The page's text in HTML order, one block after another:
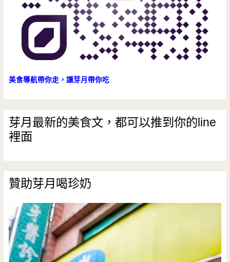
美食導航帶你走，讓芽月帶你吃
芽月最新的美食文，都可以推到你的line
裡面
贊助芽月喝珍奶